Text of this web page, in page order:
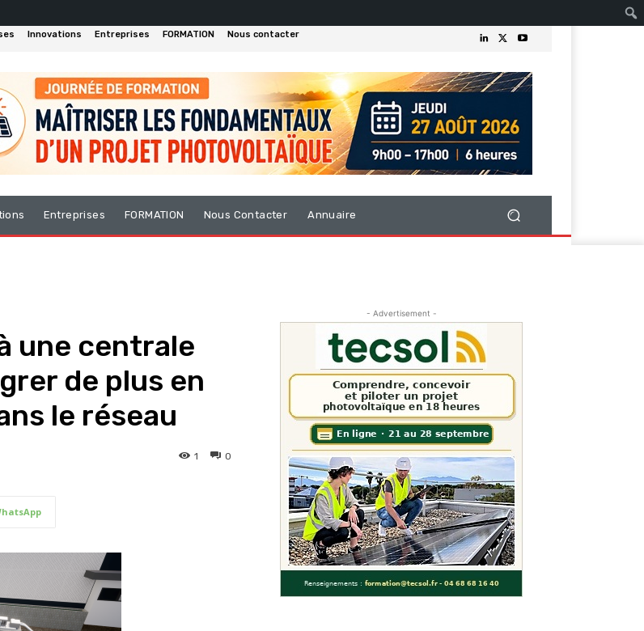
Innovations Entreprises FORMATION
Nous contacter
Entreprises FORMATION Nous Contacter Annuaire
une centrale
de plus en
le réseau
0
1
- Advertisement -